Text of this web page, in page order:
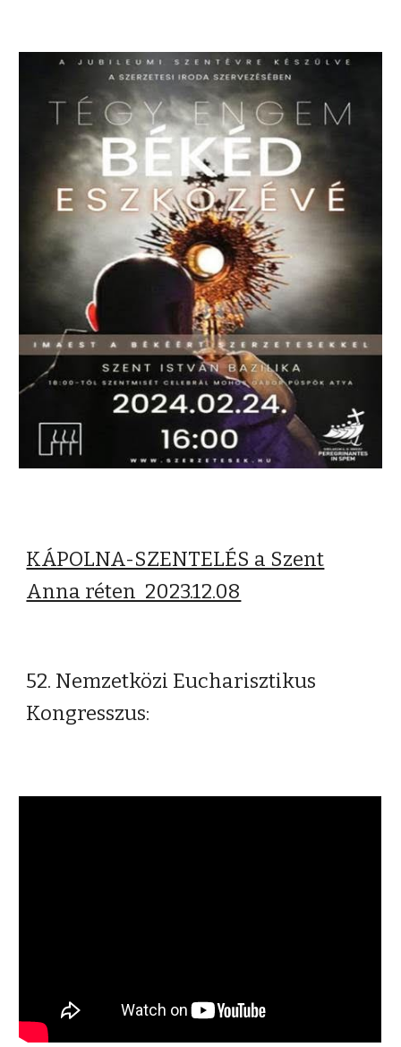
KÁPOLNA-SZENTELÉS a Szent
Anna réten 2023.12.08
52. Nemzetközi Eucharisztikus
Kongresszus: